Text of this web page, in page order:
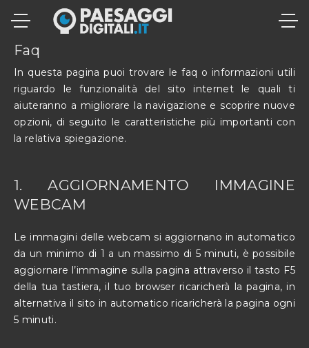
Faq
In questa pagina puoi trovare le faq o informazioni utili
riguardo le funzionalità del sito internet le quali ti
aiuteranno a migliorare la navigazione e scoprire nuove
opzioni, di seguito le caratteristiche più importanti con
la relativa spiegazione.
1. AGGIORNAMENTO IMMAGINE
WEBCAM
Le immagini delle webcam si aggiornano in automatico
da un minimo di 1 a un massimo di 5 minuti, è possibile
aggiornare l’immagine sulla pagina attraverso il tasto F5
della tua tastiera, il tuo browser ricaricherà la pagina, in
alternativa il sito in automatico ricaricherà la pagina ogni
5 minuti.